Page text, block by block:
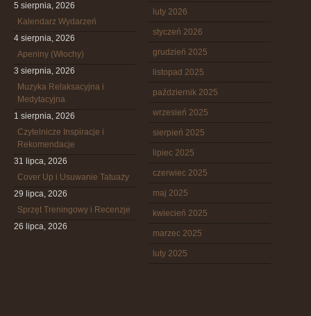
5 sierpnia, 2026
Kalendarz Wydarzeń
4 sierpnia, 2026
Apeniny (Włochy)
3 sierpnia, 2026
Muzyka Relaksacyjna i
Medytacyjna
1 sierpnia, 2026
Czytelnicze Inspiracje i
Rekomendacje
31 lipca, 2026
Cover Up i Usuwanie Tatuaży
29 lipca, 2026
Sprzęt Treningowy i Recenzje
26 lipca, 2026
luty 2026
styczeń 2026
grudzień 2025
listopad 2025
październik 2025
wrzesień 2025
sierpień 2025
lipiec 2025
czerwiec 2025
maj 2025
kwiecień 2025
marzec 2025
luty 2025